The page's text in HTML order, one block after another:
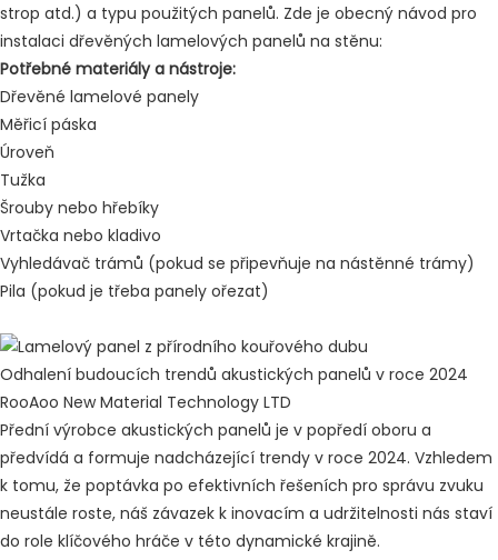
strop atd.) a typu použitých panelů. Zde je obecný návod pro
instalaci dřevěných lamelových panelů na stěnu:
Potřebné materiály a nástroje:
Dřevěné lamelové panely
Měřicí páska
Úroveň
Tužka
Šrouby nebo hřebíky
Vrtačka nebo kladivo
Vyhledávač trámů (pokud se připevňuje na nástěnné trámy)
Pila (pokud je třeba panely ořezat)
Odhalení budoucích trendů akustických panelů v roce 2024
RooAoo New Material Technology LTD
Přední výrobce akustických panelů je v popředí oboru a
předvídá a formuje nadcházející trendy v roce 2024. Vzhledem
k tomu, že poptávka po efektivních řešeních pro správu zvuku
neustále roste, náš závazek k inovacím a udržitelnosti nás staví
do role klíčového hráče v této dynamické krajině.